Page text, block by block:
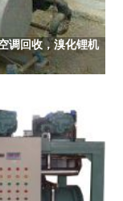
调回收，溴化锂机